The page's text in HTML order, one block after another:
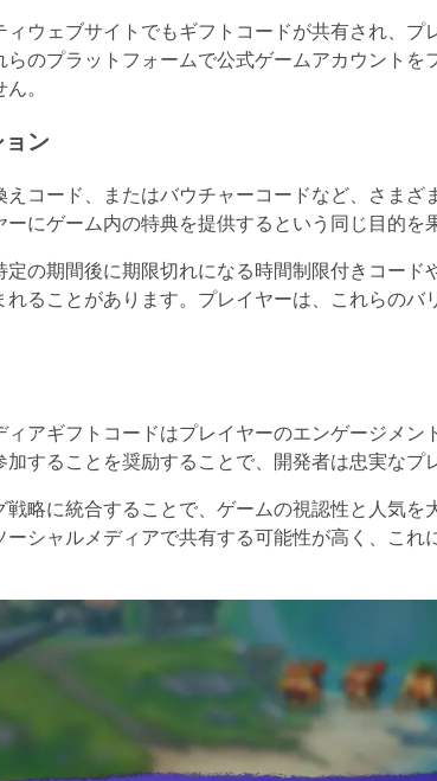
ウェブサイトでもギフトコードが共有され、プ
のプラットフォームで公式ゲームアカウントを
。
ン
コード、またはバウチャーコードなど、さまざ
にゲーム内の特典を提供するという同じ目的を
の期間後に期限切れになる時間制限付きコード
ることがあります。プレイヤーは、これらのバ
アギフトコードはプレイヤーのエンゲージメン
することを奨励することで、開発者は忠実なプ
略に統合することで、ゲームの視認性と人気を
シャルメディアで共有する可能性が高く、これ